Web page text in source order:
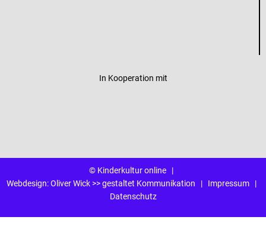
In Kooperation mit
© Kinderkultur online |
Webdesign:Oliver Wick >> gestaltet Kommunikation | Impressum|
Datenschutz